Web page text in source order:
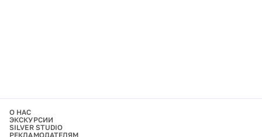
О НАС
ЭКСКУРСИИ
SILVER STUDIO
РЕКЛАМОДАТЕЛЯМ